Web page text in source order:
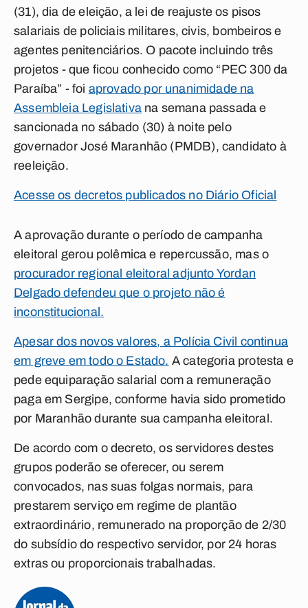
(31), dia de eleição, a lei de reajuste os pisos
salariais de policiais militares, civis, bombeiros e
agentes penitenciários. O pacote incluindo três
projetos - que ficou conhecido como “PEC 300 da
Paraíba” - foi aprovado por unanimidade na
Assembleia Legislativana semana passada e
sancionada no sábado (30) à noite pelo
governador José Maranhão (PMDB), candidato à
reeleição.
Acesse os decretos publicados no Diário Oficial
A aprovação durante o período de campanha
eleitoral gerou polêmica e repercussão, mas o
procurador regional eleitoral adjunto Yordan
Delgado defendeu que o projeto não é
inconstitucional.
Apesar dos novos valores, a Polícia Civil continua
em greve em todo o Estado. A categoria protesta e
pede equiparação salarial com a remuneração
paga em Sergipe, conforme havia sido prometido
por Maranhão durante sua campanha eleitoral.
De acordo com o decreto, os servidores destes
grupos poderão se oferecer, ou serem
convocados, nas suas folgas normais, para
prestarem serviço em regime de plantão
extraordinário, remunerado na proporção de 2/30
do subsídio do respectivo servidor, por 24 horas
extras ou proporcionais trabalhadas.